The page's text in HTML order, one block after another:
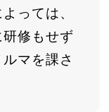
っては、
修もせず
マを課さ